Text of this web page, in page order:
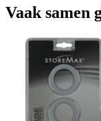
Vaak samen